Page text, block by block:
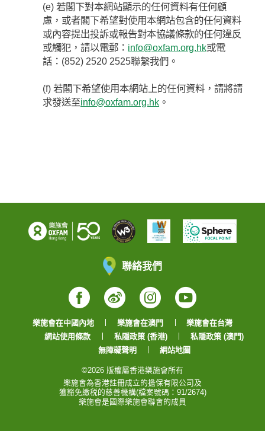
(e) 若閣下對本網站顯示的任何資料有任何顧
慮，或者閣下希望對使用本網站包含的任何資料
或內容提出投訴或報告對本協議條款的任何違反
或觸犯，請以電郵： info@oxfam.org.hk或電
話：(852) 2520 2525聯繫我們。
(f) 若閣下希望使用本網站上的任何資料，請將請
求發送至info@oxfam.org.hk 。
聯絡我們
Facebook
WeiboInstagram
YouTube
樂施會在中國內地 樂施會在澳門
樂施會在台灣
網站使用條款
私隱政策 (香港)
私隱政策 (澳門)
無障礙聲明
網站地圖
©2026 版權屬香港樂施會所有
樂施會為香港註冊成立的擔保有限公司及
獲豁免繳税的慈善機構(檔案號碼：91/2674)
樂施會是國際樂施會聯會的成員